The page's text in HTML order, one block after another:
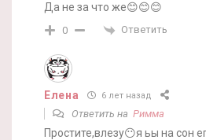
Да не за что же😊😊😊
0 Ответить
Елена 6 лет назад
Ответить на Римма
Простите,влезу😶я ьы на сон